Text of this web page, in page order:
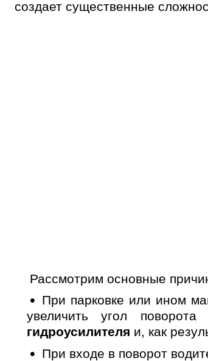
создает существенные
Рассмотрим основные
При парковке или ином
увеличить угол
гидроусилителя и, как
При входе в поворот